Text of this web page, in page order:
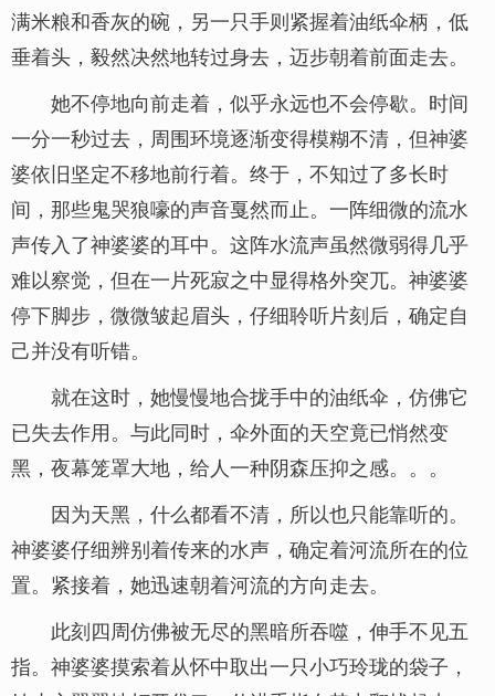
满米粮和香灰的碗，另一只手则紧握着油纸伞柄，低
垂着头，毅然决然地转过身去，迈步朝着前面走去。
她不停地向前走着，似乎永远也不会停歇。时间
一分一秒过去，周围环境逐渐变得模糊不清，但神婆
婆依旧坚定不移地前行着。终于，不知过了多长时
间，那些鬼哭狼嚎的声音戛然而止。一阵细微的流水
声传入了神婆婆的耳中。这阵水流声虽然微弱得几乎
难以察觉，但在一片死寂之中显得格外突兀。神婆婆
停下脚步，微微皱起眉头，仔细聆听片刻后，确定自
己并没有听错。
就在这时，她慢慢地合拢手中的油纸伞，仿佛它
已失去作用。与此同时，伞外面的天空竟已悄然变
黑，夜幕笼罩大地，给人一种阴森压抑之感。。。
因为天黑，什么都看不清，所以也只能靠听的。
神婆婆仔细辨别着传来的水声，确定着河流所在的位
置。紧接着，她迅速朝着河流的方向走去。
此刻四周仿佛被无尽的黑暗所吞噬，伸手不见五
指。神婆婆摸索着从怀中取出一只小巧玲珑的袋子，